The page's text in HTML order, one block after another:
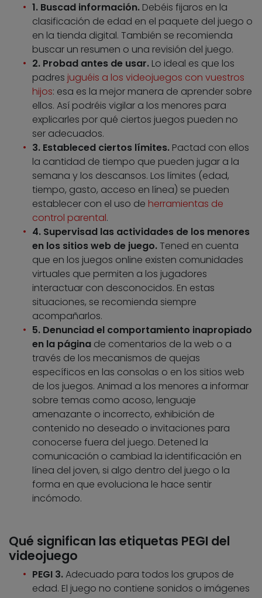
1. Buscad información. Debéis fijaros en la
clasificación de edad en el paquete del juego o
en la tienda digital. También se recomienda
buscar un resumen o una revisión del juego.
2. Probad antes de usar. Lo ideal es que los
padres juguéis a los videojuegos con vuestros
hijos: esa es la mejor manera de aprender sobre
ellos. Así podréis vigilar a los menores para
explicarles por qué ciertos juegos pueden no
ser adecuados.
3. Estableced ciertos límites. Pactad con ellos
la cantidad de tiempo que pueden jugar a la
semana y los descansos. Los límites (edad,
tiempo, gasto, acceso en línea) se pueden
establecer con el uso de herramientas de
control parental.
4. Supervisad las actividades de los menores
en los sitios web de juego.Tened en cuenta
que en los juegos online existen comunidades
virtuales que permiten a los jugadores
interactuar con desconocidos. En estas
situaciones, se recomienda siempre
acompañarlos.
5. Denunciad el comportamiento inapropiado
en la página de comentarios de la web o a
través de los mecanismos de quejas
específicos en las consolas o en los sitios web
de los juegos. Animad a los menores a informar
sobre temas como acoso, lenguaje
amenazante o incorrecto, exhibición de
contenido no deseado o invitaciones para
conocerse fuera del juego. Detened la
comunicación o cambiad la identificación en
línea del joven, si algo dentro del juego o la
forma en que evoluciona le hace sentir
incómodo.
Qué significan las etiquetas PEGI del
videojuego
PEGI 3.Adecuado para todos los grupos de
edad. El juego no contiene sonidos o imágenes